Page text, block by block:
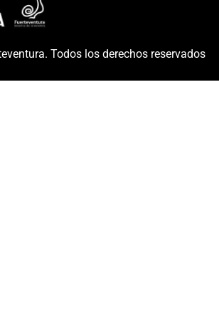
Todos los derechos reservados